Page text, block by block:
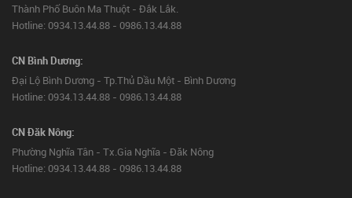
Thành Phố Buôn Ma Thuột - Đắk Lắk.
Hotline: 0934.13.44.88 - 0986.13.44.88
CN Bình Dương:
Đại Lộ Bình Dương - Tp.Thủ Dầu Một - Bình Dương
Hotline: 0934.13.44.88 - 0986.13.44.88
CN Đăk Nông:
Phường Nghĩa Tân - Tx.Gia Nghĩa - Đăk Nông
Hotline: 0934.13.44.88 - 0986.13.44.88